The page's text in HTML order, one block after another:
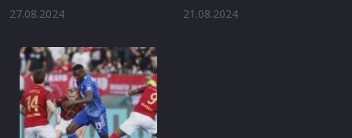
27.08.2024 21.08.2024